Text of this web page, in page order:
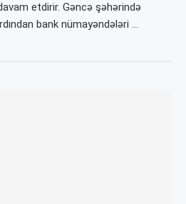
etdirir. Gəncə şəhərində
bank nümayəndələri …